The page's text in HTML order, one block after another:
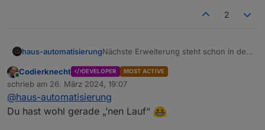
2
haus-automatisierungNächste Erweiterung steht schon in den
Online
Codierknecht DEVELOPER MOST ACTIVE
schrieb am 26. März 2024, 19:07
zuletzt editiert von
@haus-automatisierung
Du hast wohl gerade „’nen Lauf“